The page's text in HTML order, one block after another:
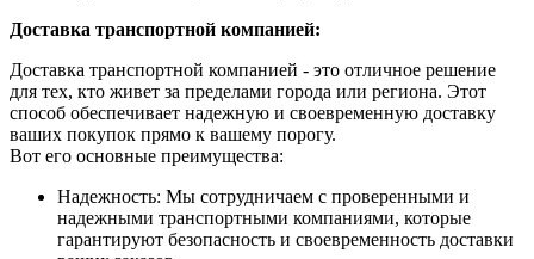
Доставка транспортной компанией:
Доставка транспортной компанией - это отличное решение
для тех, кто живет за пределами города или региона. Этот
способ обеспечивает надежную и своевременную доставку
ваших покупок прямо к вашему порогу.
Вот его основные преимущества:
Надежность: Мы сотрудничаем с проверенными и
надежными транспортными компаниями, которые
гарантируют безопасность и своевременность доставки